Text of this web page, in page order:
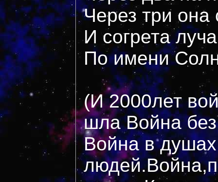
Через три она
И согрета
По имени
(И 2000лет
шла Война
Война в душах